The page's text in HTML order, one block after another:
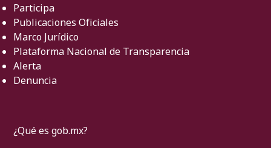
Participa
Publicaciones Oficiales
Marco Jurídico
Plataforma Nacional de Transparencia
Alerta
Denuncia
¿Qué es gob.mx?